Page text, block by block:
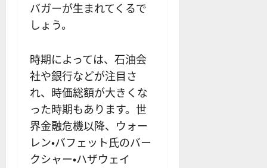
バガーが生まれてくるで
しょう。
時期によっては、石油会
社や銀行などが注目さ
れ、時価総額が大きくな
った時期もあります。世
界金融危機以降、ウォー
レン・バフェット氏のバー
クシャー・ハザウェイ